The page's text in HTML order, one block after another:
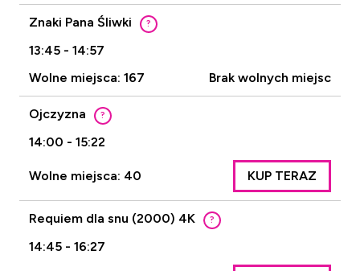
Znaki Pana Śliwki ?
13:45 - 14:57
Wolne miejsca: 167
Brak wolnych miejsc
Ojczyzna ?
14:00 - 15:22
Wolne miejsca: 40 KUP TERAZ
Requiem dla snu (2000) 4K ?
14:45 - 16:27